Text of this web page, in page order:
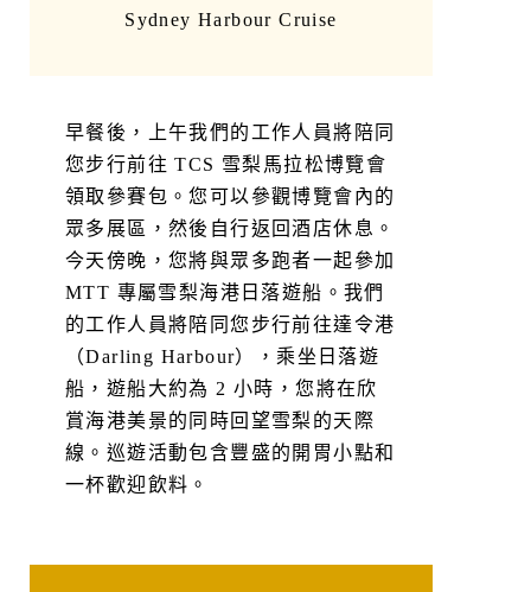
Sydney Harbour Cruise
早餐後，上午我們的工作人員將陪同
您步行前往 TCS 雪梨馬拉松博覽會
領取參賽包。您可以參觀博覽會內的
眾多展區，然後自行返回酒店休息。
今天傍晚，您將與眾多跑者一起參加
MTT 專屬雪梨海港日落遊船。我們
的工作人員將陪同您步行前往達令港
（Darling Harbour），乘坐日落遊
船，遊船大約為 2 小時，您將在欣
賞海港美景的同時回望雪梨的天際
線。巡遊活動包含豐盛的開胃小點和
一杯歡迎飲料。